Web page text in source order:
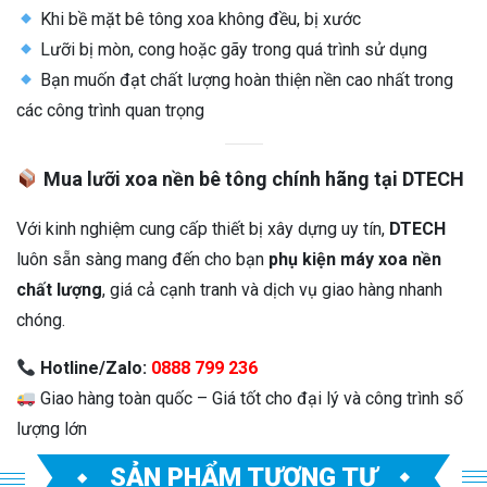
Khi bề mặt bê tông xoa không đều, bị xước
Lưỡi bị mòn, cong hoặc gãy trong quá trình sử dụng
Bạn muốn đạt chất lượng hoàn thiện nền cao nhất trong
các công trình quan trọng
Mua lưỡi xoa nền bê tông chính hãng tại DTECH
Với kinh nghiệm cung cấp thiết bị xây dựng uy tín, DTECH
luôn sẵn sàng mang đến cho bạn phụ kiện máy xoa nền
chất lượng, giá cả cạnh tranh và dịch vụ giao hàng nhanh
chóng.
Hotline/Zalo: 0888 799 236
Giao hàng toàn quốc – Giá tốt cho đại lý và công trình số
lượng lớn
SẢN PHẨM TƯƠNG TỰ